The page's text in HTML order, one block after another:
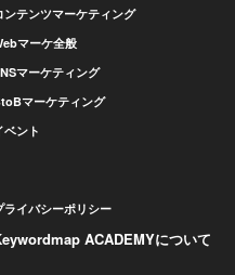
ンテンツマーケティング
マーケ全般
マーケティング
マーケティング
ベント
ライバシーポリシー
ACADEMYについて